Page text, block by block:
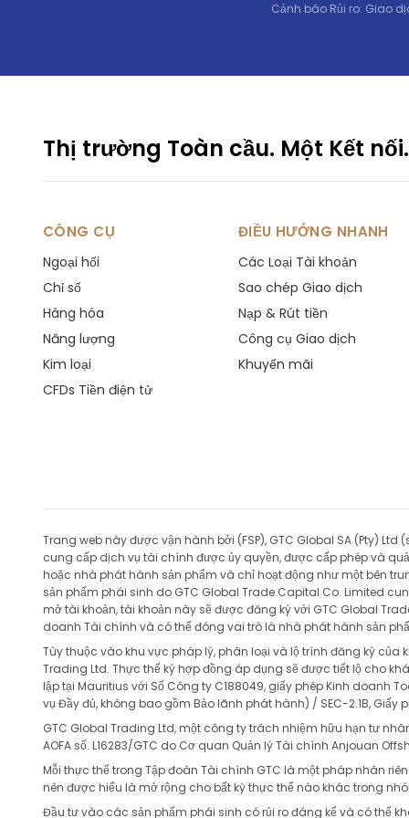
in points
CHFNOK in points
CHFPLN in points
CHFSEK in points
EURCAD in points
EURCHF in points
EURCNH in points
EURCZK in points
EURDKK in points
EURGBP in points
EURHKD in points
Cảnh báo Rủi ro: Giao
Thị trường Toàn cầu. Một Kết nối.
CÔNG CỤ
Ngoại hối
Chỉ số
Hàng hóa
Năng lượng
Kim loại
CFDs Tiền điện tử
ĐIỀU HƯỚNG NHANH
Các Loại Tài khoản
Sao chép Giao dịch
Nạp & Rút tiền
Công cụ Giao dịch
Khuyến mãi
Trang web này được vận hành bởi (FSP), GTC Global SA (Pty)
cung cấp dịch vụ tài chính được ủy quyền, được cấp phép và
hoặc nhà phát hành sản phẩm và chỉ hoạt động như một bên
sản phẩm phái sinh do GTC Global Trade Capital Co. Limited
mở tài khoản, tài khoản này sẽ được đăng ký với GTC Global
doanh Tài chính và có thể đóng vai trò là nhà phát hành sản
Tùy thuộc vào khu vực pháp lý, phân loại và lộ trình đăng ký
Trading Ltd. Thực thể ký hợp đồng áp dụng sẽ được tiết lộ cho
lập tại Mauritius với Số Công ty C188049, giấy phép Kinh doanh
vụ Đầy đủ, không bao gồm Bảo lãnh phát hành) / SEC-2.1B, Giấy
GTC Global Trading Ltd, một công ty trách nhiệm hữu hạn tư
AOFA số. L16283/GTC do Cơ quan Quản lý Tài chính Anjouan
Mỗi thực thể trong Tập đoàn Tài chính GTC là một pháp nhân
nên được hiểu là mở rộng cho bất kỳ thực thể nào khác trong
Đầu tư vào các sản phẩm phái sinh có rủi ro đáng kể và có thể